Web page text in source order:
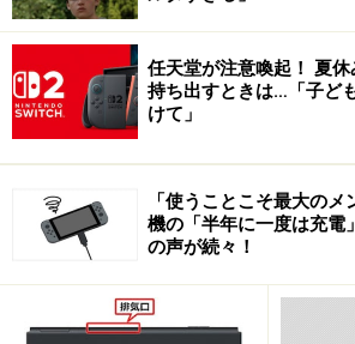
任天堂が注意喚起！ 夏
持ち出すときは…「子ど
けて」
「使うことこそ最大の
機の「半年に一度は充電
の声が続々！